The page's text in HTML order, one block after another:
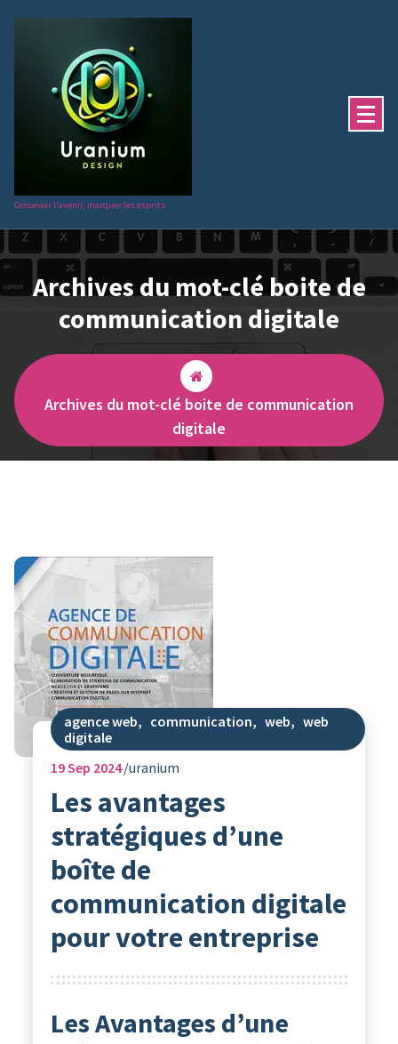
Concevoir l'avenir, marquer les esprits.
Archives du mot-clé boite de
communication digitale
Archives du mot-clé boite de communication
digitale
agence web, communication, web, web
digitale
19Sep 2024 uranium
Les avantages
stratégiques d’une
boîte de
communication digitale
pour votre entreprise
Les Avantages d’une